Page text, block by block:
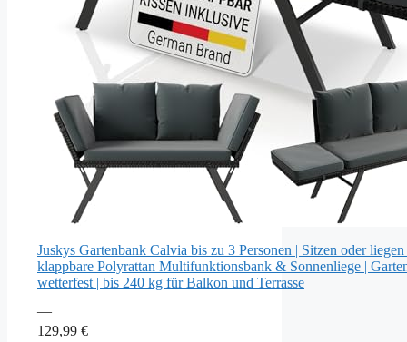
Juskys Gartenbank Calvia bis zu 3 Personen | Sitzen oder
klappbare Polyrattan Multifunktionsbank & Sonnenliege |
wetterfest | bis 240 kg für Balkon und Terrasse
—
129,99 €